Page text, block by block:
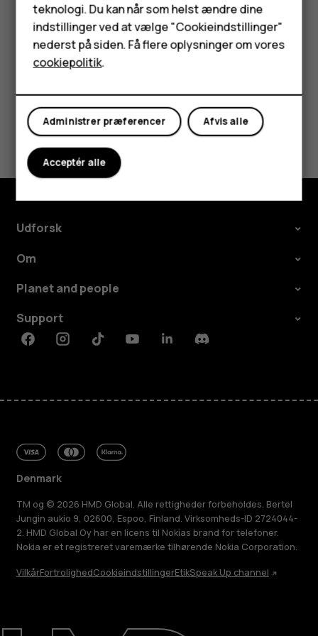
HMD Terra M
Tablets
Min konto
Om
f.eks. opkaldsspærring, begrænsede numre eller
lukkede brugergrupper.
Synes du, dette var nyttigt?
Ja Nej
Udforsk
Om
Planet and people
Support
FacebookInstagramTiktokYoutubeLinkedinDiscord
Denmark
TM og © 2026 HMD Global. Alle rettigheder forbeholdes. Bertel
Jungin aukio 9, 02600, Espoo, Finland. Virksomheds-ID 2724044-
2. HMD Global Oy har en licens til Nokias brand for telefoner.
Nokia er et registreret varemærke tilhørende Nokia Corporation.
VilkårFortrolighedCookieindstillingerEtikSpeak Up channel
teknologi. Du kan når som helst ændre dine
indstillinger ved at vælge "Cookieindstillinger"
nederst på siden. Få flere oplysninger om vores
cookiepolitik.
Afvis alle
Administrer præferencer
Acceptér alle